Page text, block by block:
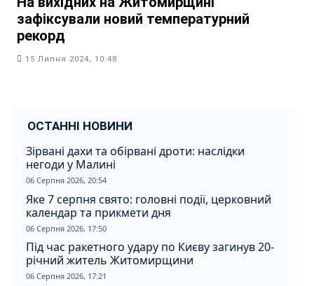
зафіксували новий температурний
рекорд
15 Липня 2024, 10:48
ОСТАННІ НОВИНИ
Зірвані дахи та обірвані дроти: наслідки
негоди у Малині
06 Серпня 2026, 20:54
Яке 7 серпня свято: головні події, церковний
календар та прикмети дня
06 Серпня 2026, 17:50
Під час ракетного удару по Києву загинув 20-
річний житель Житомирщини
06 Серпня 2026, 17:21